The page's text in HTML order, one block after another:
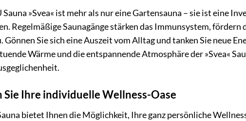
Sauna »Svea« ist mehr als nur eine Gartensauna – sie ist eine
Regelmäßige Saunagänge stärken das Immunsystem,
Gönnen Sie sich eine Auszeit vom Alltag und tanken Sie neue
Wärme und die entspannende Atmosphäre der »Svea«
Sie Ihre individuelle Wellness-Oase
bietet Ihnen die Möglichkeit, Ihre ganz persönliche